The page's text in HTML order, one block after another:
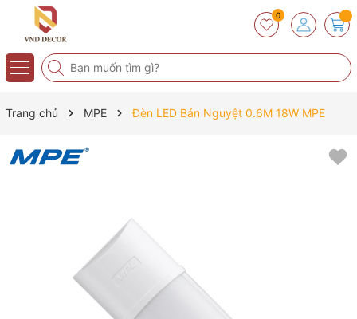
0
Trang chủ MPE Đèn LED Bán Nguyệt 0.6M 18W MPE